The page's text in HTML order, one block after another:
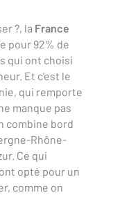
?, la France
pour 92% de
qui ont choisi
Et c’est le
qui remporte
manque pas
combine bord
Rhône-
Ce qui
opté pour un
comme on